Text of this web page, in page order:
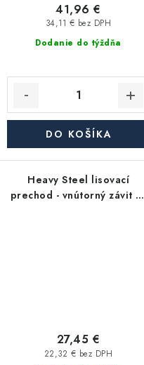
Dodanie do týždňa
34,11 € bez DPH
41,96 €
DO KOŠÍKA
Heavy Steel lisovací
prechod - vnútorný závit FF
22,32 € bez DPH
27,45 €